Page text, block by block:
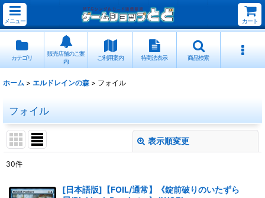
メニュー カート
カテゴリ
販売店舗のご案
内
ご利用案内 特商法表示 商品検索
ホーム > エルドレインの森 > フォイル
フォイル
表示順変更
30件
[日本語版]【FOIL/通常】《錠前破りのいたずら